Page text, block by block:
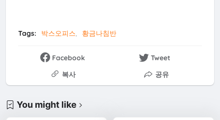
Tags: 박스오피스 황금나침반
Facebook
Tweet
복사
공유
You might like